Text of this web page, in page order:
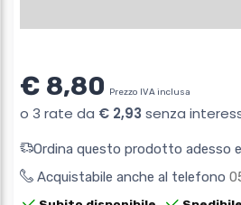
€ 8,80 Prezzo IVA inclusa
Ordina questo prodotto adesso
Acquistabile anche al telefono